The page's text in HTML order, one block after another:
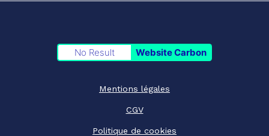
No Result Website Carbon
Mentions légales
CGV
Politique de cookies